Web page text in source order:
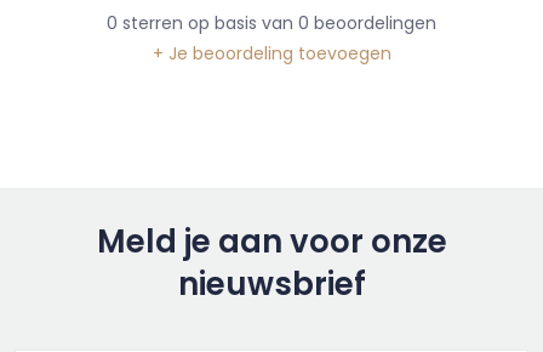
0 sterren op basis van 0 beoordelingen
+ Je beoordeling toevoegen
Meld je aan voor onze
nieuwsbrief